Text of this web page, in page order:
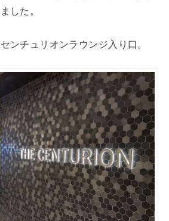
した。
ンチュリオンラウンジ入り口。